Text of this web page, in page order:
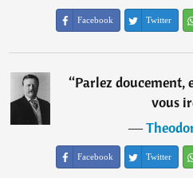
Facebook Twitter
“Parlez doucement,
vous
―
Facebook Twitter